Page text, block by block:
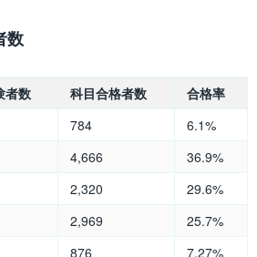
数
者数 科目合格者数
合格率
784
6.1%
4,666
36.9%
2,320
29.6%
2,969
25.7%
876
7.27%